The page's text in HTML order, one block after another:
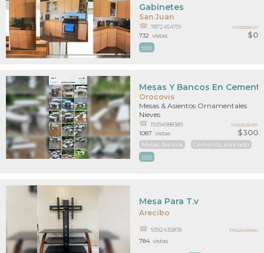
San Juan
$0
Gabinetes
7872454719
MAS
732 vistas
PR22556411
Orocovis
$300
Mesas Y Bancos En
Mesas & Asientos Ornamentales
Nieves
19394988389
Mesas, bancos Cemento, concreto
MAS
1087 vistas
PR22526197
Arecibo
Mesa Para T.v
9392435878
784 vistas
PR22445940